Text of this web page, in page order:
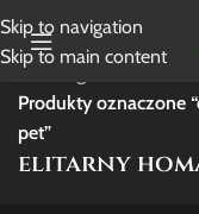
Skip to navigation
Skip to main content
Strona główna
Produkty oznaczone
pet”
elitarny